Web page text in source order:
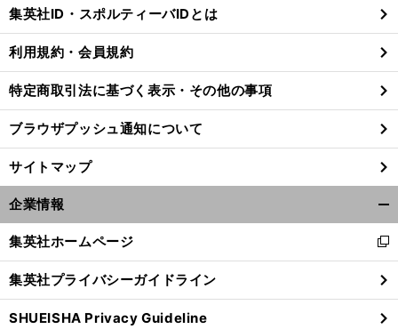
る
集英社ID・スポルティーバIDとは
利用規約・会員規約
特定商取引法に基づく表示・その他の事項
ブラウザプッシュ通知について
サイトマップ
企業情報
閉
る
集英社ホームページ
新
し
い
ウ
ィ
集英社プライバシーガイドライン
SHUEISHA Privacy Guideline